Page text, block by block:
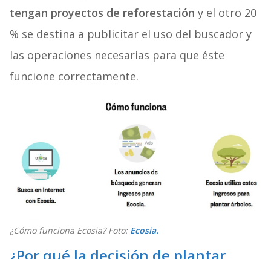
tengan proyectos de reforestación y el otro 20
% se destina a publicitar el uso del buscador y
las operaciones necesarias para que éste
funcione correctamente.
¿Cómo funciona Ecosia? Foto: Ecosia.